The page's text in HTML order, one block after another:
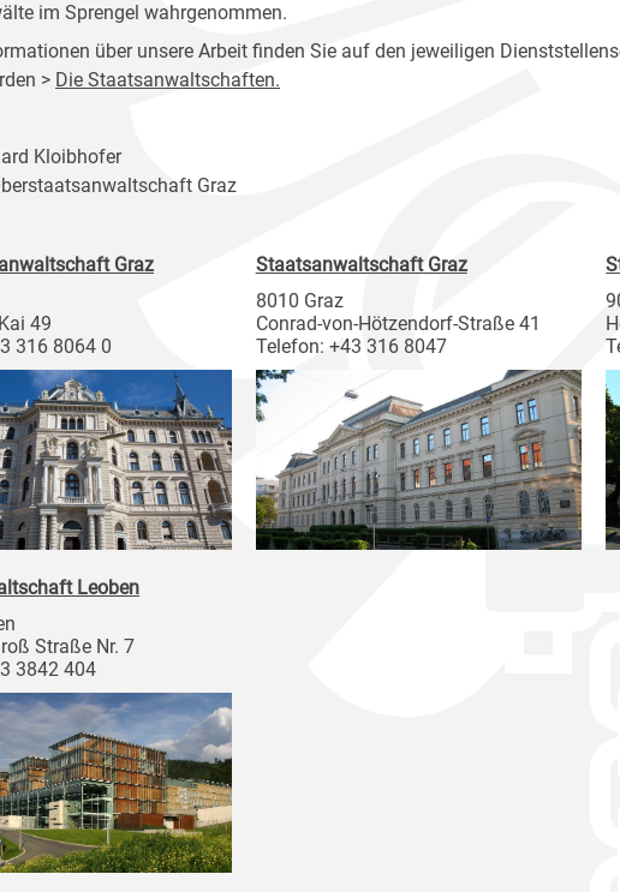
im Sprengel wahrgenommen.
über unsere Arbeit finden Sie auf den jeweiligen
> Die Staatsanwaltschaften.
Kloibhofer
Graz
Graz
49
316 8064 0
Staatsanwaltschaft Graz
8010 Graz
Conrad-von-Hötzendorf-Straße 41
Telefon: +43 316 8047
Leoben
Straße Nr. 7
3842 404